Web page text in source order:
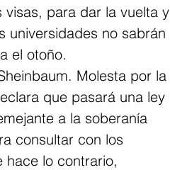
para dar la vuelta y
universidades no sabrán
el otoño.
Molesta por la
que pasará una ley
a la soberanía
consultar con los
hace lo contrario,